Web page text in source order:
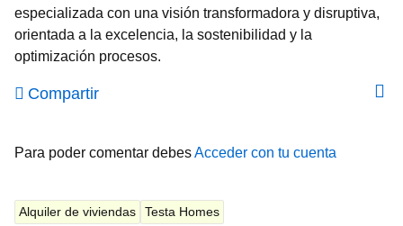
especializada con una visión transformadora y disruptiva,
orientada a la excelencia, la sostenibilidad y la
optimización procesos.
Compartir
Para poder comentar debesAcceder con tu cuenta
Alquiler de viviendas Testa Homes